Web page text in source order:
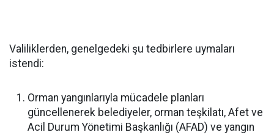
Valiliklerden, genelgedeki şu tedbirlere uymaları
istendi:
Orman yangınlarıyla mücadele planları
güncellenerek belediyeler, orman teşkilatı, Afet ve
Acil Durum Yönetimi Başkanlığı (AFAD) ve yangın